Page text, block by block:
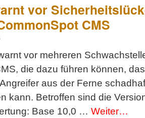
vor
CMS
vor mehreren
die dazu führen können,
aus der Ferne
kann. Betroffen sind die
Base 10,0 … Weiter…